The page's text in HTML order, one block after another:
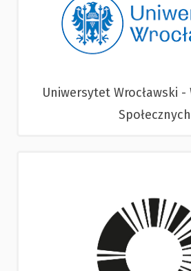
Uniwersytet Wrocławski -
Społecznych